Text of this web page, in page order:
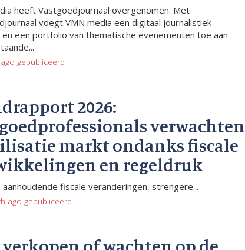
heeft Vastgoedjournaal overgenomen. Met
voegt VMN media een digitaal journalistiek
een portfolio van thematische evenementen toe aan
gepubliceerd
2026:
verwachten
markt ondanks fiscale
en regeldruk
aanhoudende fiscale veranderingen, strengere...
ago gepubliceerd